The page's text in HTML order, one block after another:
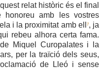
relat històric és el final
honoreu amb les vostres
i la proximitat amb ell
7, ja
rebeu alhora certa fama.
Miquel Curopalates i la
per la traïció dels seus,
de Lleó i sense